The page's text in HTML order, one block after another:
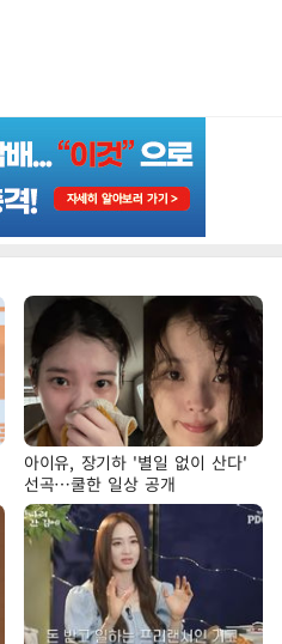
아이유, 장기하 '별일 없이 산다'
선곡…쿨한 일상 공개